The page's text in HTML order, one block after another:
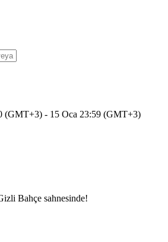
(GMT+3) - 15 Oca 23:59 (GMT+3)
Bahçe sahnesinde!